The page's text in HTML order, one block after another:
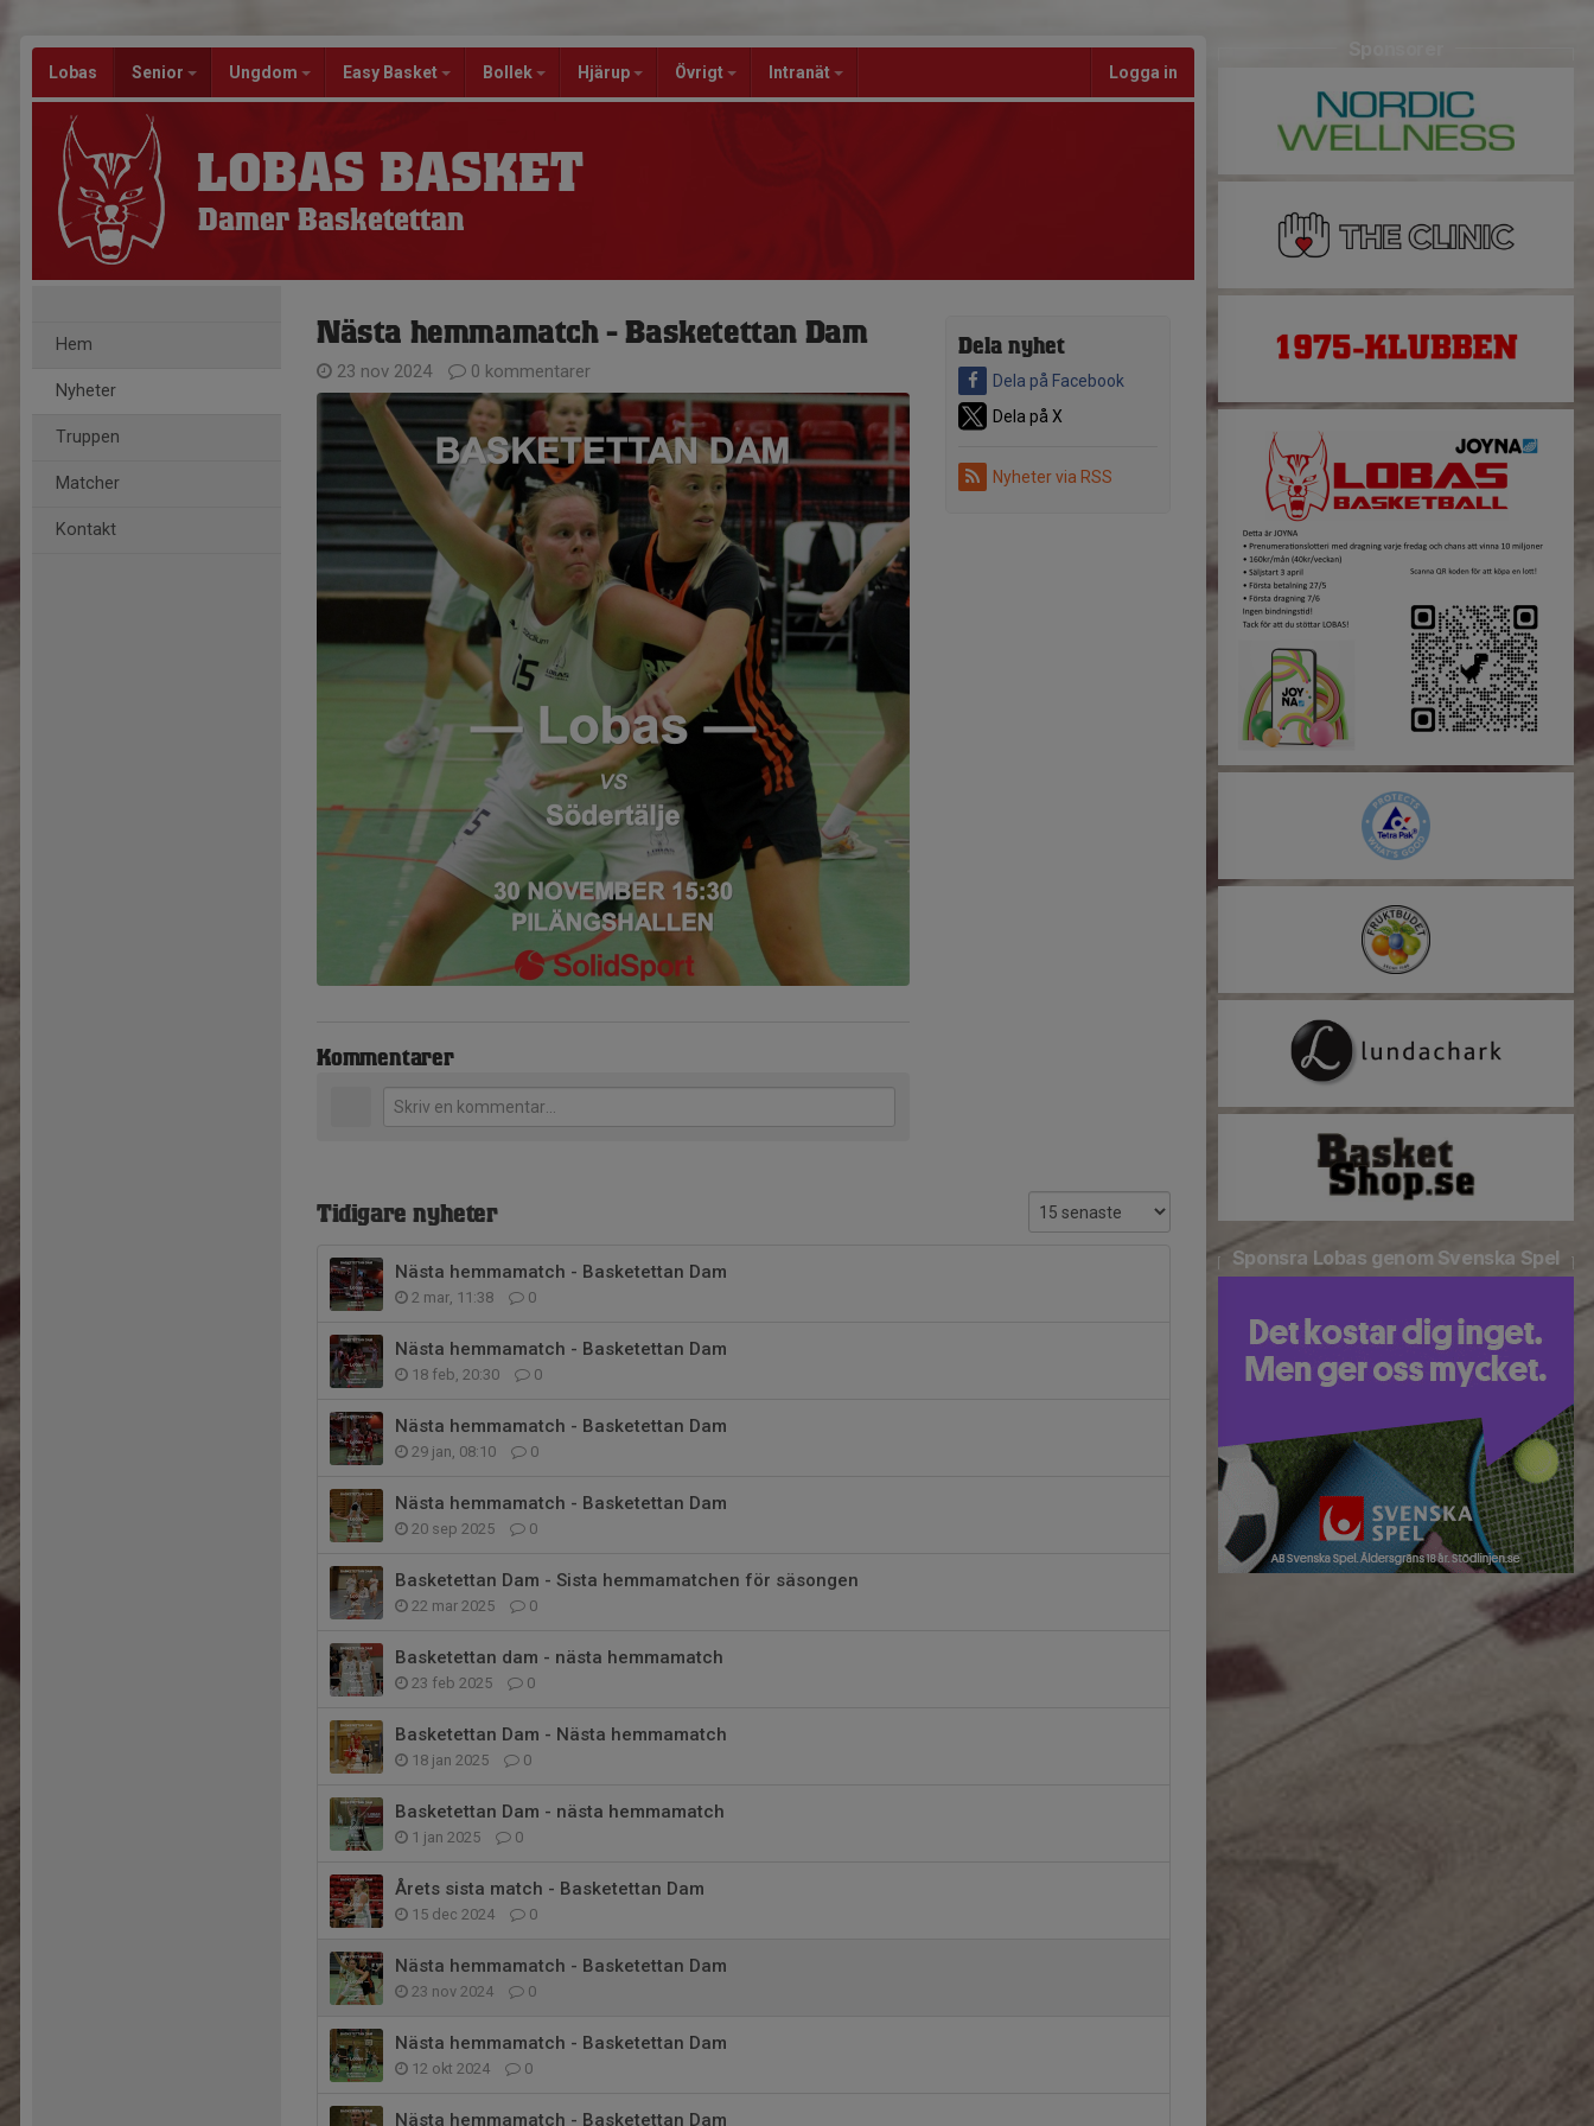
Lobas Senior Ungdom Easy Basket Bollek Hjärup Övrigt Intranät Logga in
LOBAS BASKET
Damer Basketettan
Hem
Nyheter
Truppen
Matcher
Kontakt
Dela nyhet
Dela på Facebook
Dela på X
Nyheter via RSS
Nästa hemmamatch - Basketettan Dam
23 nov 2024 0 kommentarer
Kommentarer
Tidigare nyheter
Nästa hemmamatch - Basketettan Dam
2 mar, 11:38 0
Nästa hemmamatch - Basketettan Dam
18 feb, 20:30 0
Nästa hemmamatch - Basketettan Dam
29 jan, 08:10 0
Nästa hemmamatch - Basketettan Dam
20 sep 2025 0
Basketettan Dam - Sista hemmamatchen för säsongen
22 mar 2025 0
Basketettan dam - nästa hemmamatch
23 feb 2025 0
Basketettan Dam - Nästa hemmamatch
18 jan 2025 0
Basketettan Dam - nästa hemmamatch
1 jan 2025 0
Årets sista match - Basketettan Dam
15 dec 2024 0
Nästa hemmamatch - Basketettan Dam
23 nov 2024 0
Nästa hemmamatch - Basketettan Dam
12 okt 2024 0
Nästa hemmamatch - Basketettan Dam
Sponsra Lobas genom Svenska Spel